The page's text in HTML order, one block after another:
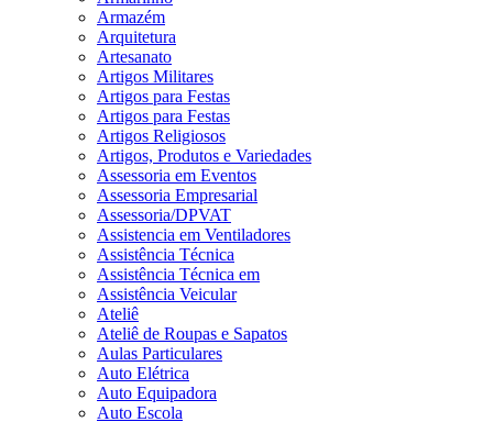
Armazém
Arquitetura
Artesanato
Artigos Militares
Artigos para Festas
Artigos para Festas
Artigos Religiosos
Artigos, Produtos e Variedades
Assessoria em Eventos
Assessoria Empresarial
Assessoria/DPVAT
Assistencia em Ventiladores
Assistência Técnica
Assistência Técnica em
Assistência Veicular
Ateliê
Ateliê de Roupas e Sapatos
Aulas Particulares
Auto Elétrica
Auto Equipadora
Auto Escola